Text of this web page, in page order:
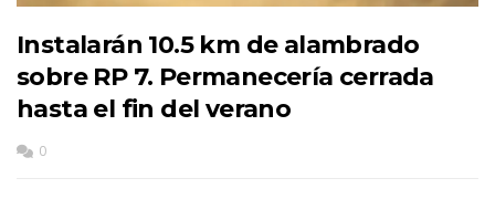
Instalarán 10.5 km de alambrado
sobre RP 7. Permanecería cerrada
hasta el fin del verano
0